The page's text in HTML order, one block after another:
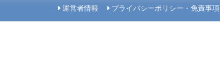
運営者情報 プライバシーポリシー・免責事項